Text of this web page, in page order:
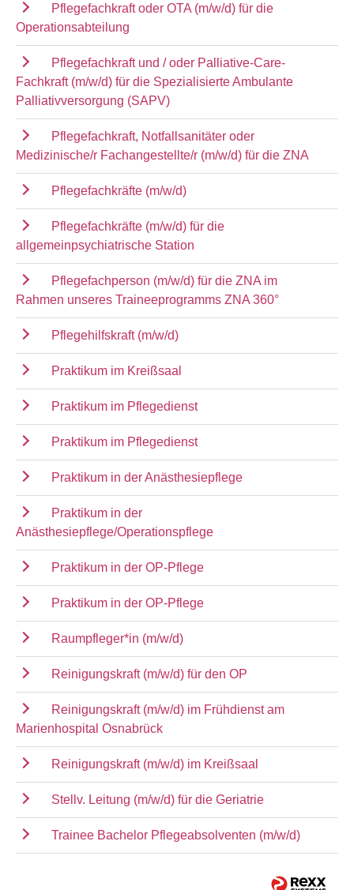
Pflegefachkraft oder OTA (m/w/d) für die
Operationsabteilung
Pflegefachkraft und / oder Palliative-Care-
Fachkraft (m/w/d) für die Spezialisierte Ambulante
Palliativversorgung (SAPV)
Pflegefachkraft, Notfallsanitäter oder
Medizinische/r Fachangestellte/r (m/w/d) für die ZNA
Pflegefachkräfte (m/w/d)
Pflegefachkräfte (m/w/d) für die
allgemeinpsychiatrische Station
Pflegefachperson (m/w/d) für die ZNA im
Rahmen unseres Traineeprogramms ZNA 360°
Pflegehilfskraft (m/w/d)
Praktikum im Kreißsaal
Praktikum im Pflegedienst
Praktikum im Pflegedienst
Praktikum in der Anästhesiepflege
Praktikum in der
Anästhesiepflege/Operationspflege
Praktikum in der OP-Pflege
Praktikum in der OP-Pflege
Raumpfleger*in (m/w/d)
Reinigungskraft (m/w/d) für den OP
Reinigungskraft (m/w/d) im Frühdienst am
Marienhospital Osnabrück
Reinigungskraft (m/w/d) im Kreißsaal
Stellv. Leitung (m/w/d) für die Geriatrie
Trainee Bachelor Pflegeabsolventen (m/w/d)